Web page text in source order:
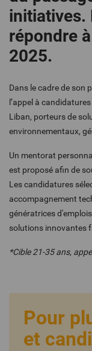
initiatives.
répondre
2025.
Dans le cadre de son
l’appel à
Liban, porteurs de
environnementaux,
Un mentorat
est proposé afin de
Les candidatures
accompagnement
génératrices
solutions innovantes
*Cible 21-35 ans,
Pour
et